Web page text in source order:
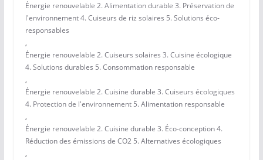
Énergie renouvelable 2. Alimentation durable 3. Préservation de
l'environnement 4. Cuiseurs de riz solaires 5. Solutions éco-
responsables
,
Énergie renouvelable 2. Cuiseurs solaires 3. Cuisine écologique
4. Solutions durables 5. Consommation responsable
,
Énergie renouvelable 2. Cuisine durable 3. Cuiseurs écologiques
4. Protection de l'environnement 5. Alimentation responsable
,
Énergie renouvelable 2. Cuisine durable 3. Éco-conception 4.
Réduction des émissions de CO2 5. Alternatives écologiques
,